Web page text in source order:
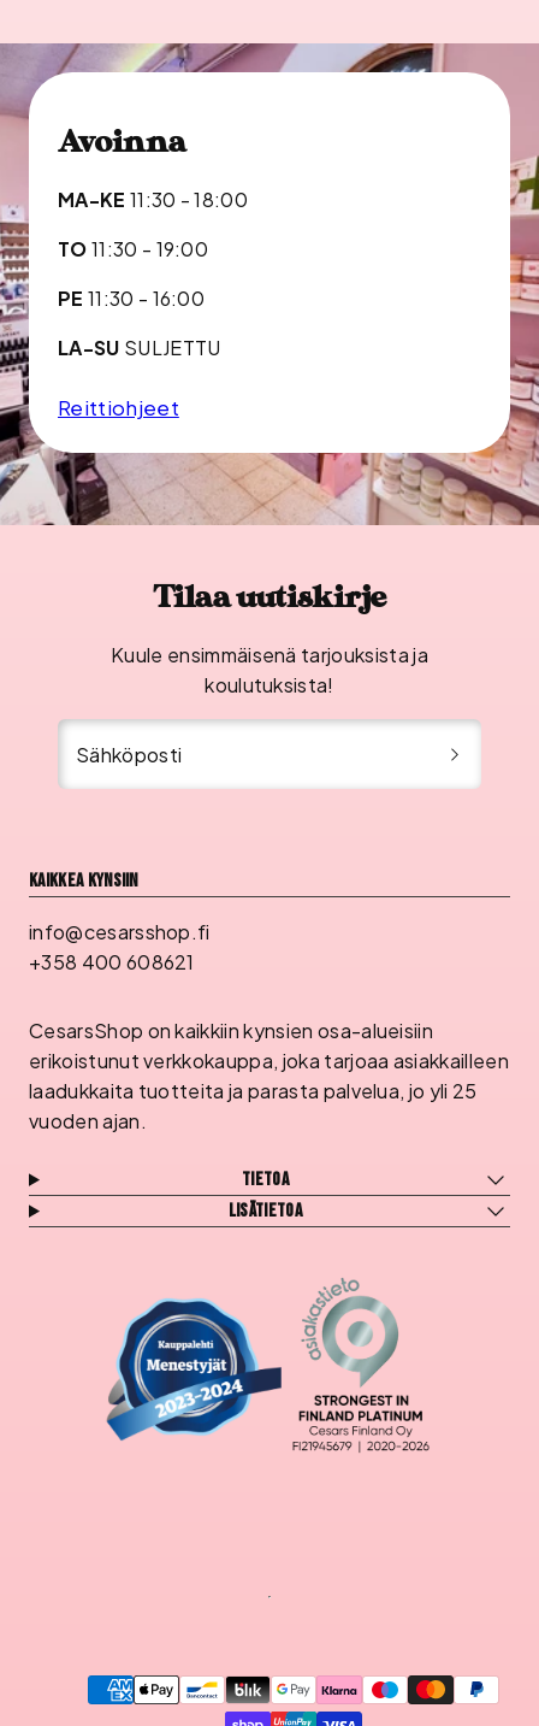
Avoinna
MA-KE 11:30 - 18:00
TO11:30 - 19:00
PE 11:30 - 16:00
LA-SU SULJETTU
Reittiohjeet
Tilaa uutiskirje
Kuule ensimmäisenä tarjouksista ja
koulutuksista!
Sähköposti
Kaikkea kynsiin
info@cesarsshop.fi
+358 400 608621
CesarsShop on kaikkiin kynsien osa-alueisiin
erikoistunut verkkokauppa, joka tarjoaa asiakkailleen
laadukkaita tuotteita ja parasta palvelua, jo yli 25
vuoden ajan.
Tietoa
Lisätietoa
Maksutavat